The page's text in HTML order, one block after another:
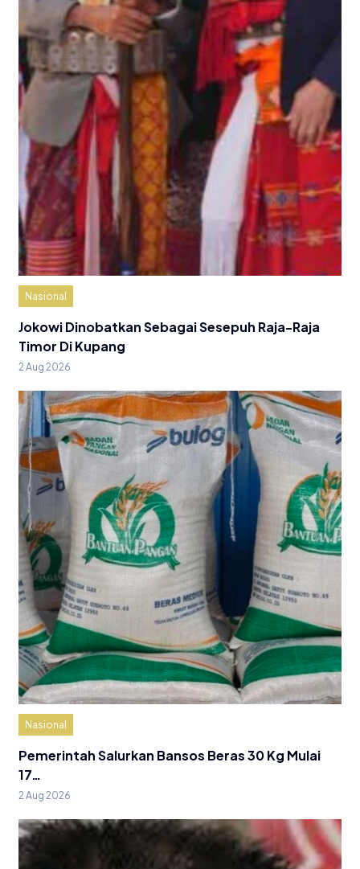
Nasional
Jokowi Dinobatkan Sebagai Sesepuh Raja-Raja
Timor Di Kupang
2 Aug 2026
Nasional
Pemerintah Salurkan Bansos Beras 30 Kg Mulai
17…
2 Aug 2026